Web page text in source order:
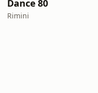
Dance 80
Rimini